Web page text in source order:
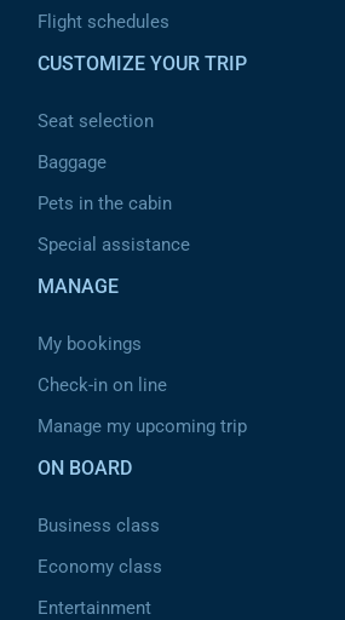
Flight schedules
CUSTOMIZE YOUR TRIP
Seat selection
Baggage
Pets in the cabin
Special assistance
MANAGE
My bookings
Check-in on line
Manage my upcoming trip
ON BOARD
Business class
Economy class
Entertainment